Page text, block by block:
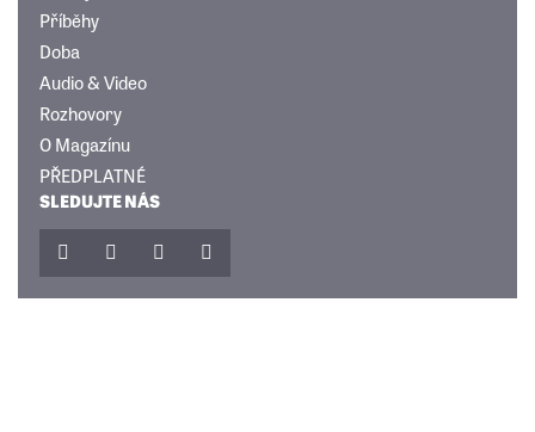
Příběhy
Doba
Audio & Video
Rozhovory
O Magazínu
PŘEDPLATNÉ
SLEDUJTE NÁS